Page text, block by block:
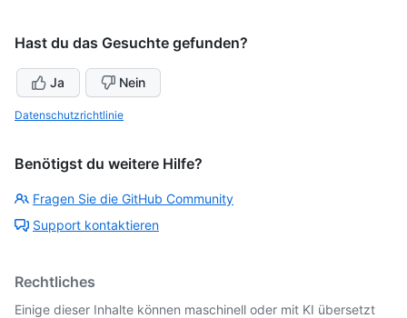
Hast du das Gesuchte gefunden?
Ja Nein
Datenschutzrichtlinie
Benötigst du weitere Hilfe?
Fragen Sie die GitHub Community
Support kontaktieren
Rechtliches
Einige dieser Inhalte können maschinell oder mit KI übersetzt